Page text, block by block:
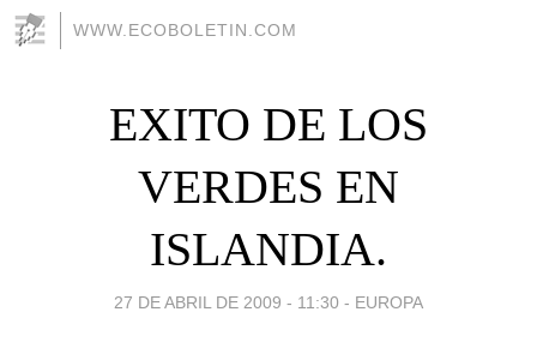
WWW.ECOBOLETIN.COM
EXITO DE LOS
VERDES EN
ISLANDIA.
27 DE ABRIL DE 2009 - 11:30 - EUROPA